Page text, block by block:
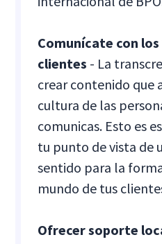
Comunícate con
clientes - La
crear contenido que
cultura de las
comunicas. Esto es
tu punto de vista de
sentido para la
mundo de tus
Ofrecer soporte